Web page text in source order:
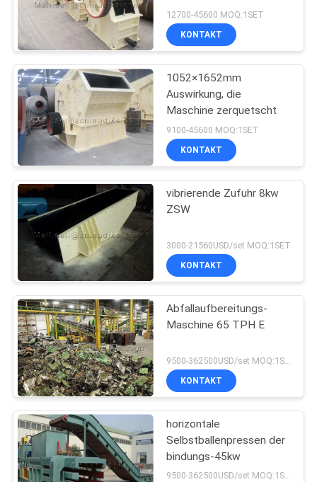
12700-45600 MOQ:1SET
KONTAKT
1052×1652mm
Auswirkung, die
Maschine zerquetscht
9100-45600 MOQ:1SET
KONTAKT
vibrierende Zufuhr 8kw
ZSW
3000-21560USD/set MOQ:1SET
KONTAKT
Abfallaufbereitungs-
Maschine 65 TPH E
KONTAKT
horizontale
Selbstballenpressen der
bindungs-45kw
9500-362500USD/set MOQ:1SET